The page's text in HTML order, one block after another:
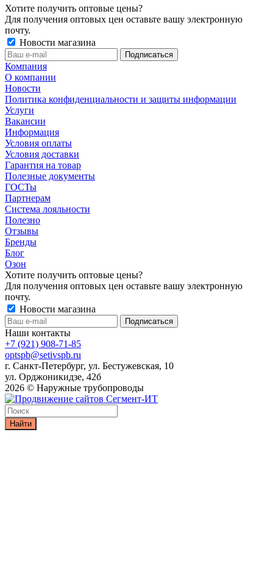
Хотите получить оптовые цены?
Для получения оптовых цен оставьте вашу электронную
почту.
Новости магазина
Компания
О компании
Новости
Политика конфиденциальности и защиты информации
Услуги
Вакансии
Информация
Условия оплаты
Условия доставки
Гарантия на товар
Полезные документы
ГОСТы
Партнерам
Система лояльности
Полезно
Отзывы
Бренды
Блог
Озон
Хотите получить оптовые цены?
Для получения оптовых цен оставьте вашу электронную
почту.
Новости магазина
Наши контакты
+7 (921) 908-71-85
optspb@setivspb.ru
г. Санкт-Петербург, ул. Бестужевская, 10
ул. Орджоникидзе, 42б
2026 © Наружные трубопроводы
Найти